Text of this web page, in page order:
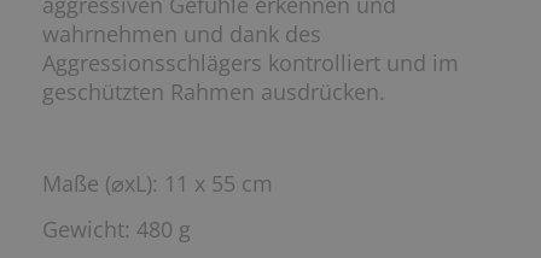
wahrnehmen und dank des
Aggressionsschlägers kontrolliert und im
geschützten Rahmen ausdrücken.
Maße (⌀xL): 11 x 55 cm
Gewicht: 480 g